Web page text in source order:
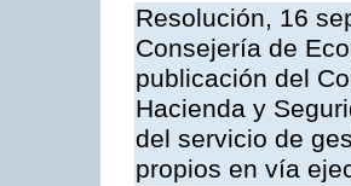
Resolución, 16
Consejería de
publicación del
Hacienda y
del servicio de
propios en vía